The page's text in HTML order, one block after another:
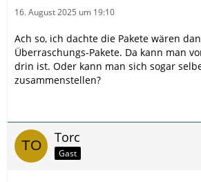
16. August 2025 um 19:10
Ach so, ich dachte die Pakete wären
Überraschungs-Pakete. Da kann man
drin ist. Oder kann man sich sogar
zusammenstellen?
Torc
Gast